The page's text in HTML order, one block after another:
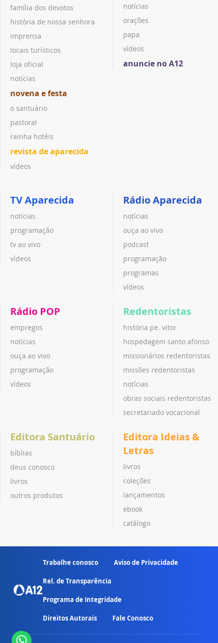
família dos devotos
história de nossa senhora
imprensa
locais turísticos
loja oficial
notícias
novena e festa
o santuário
pastoral
rainha hotéis
revista de aparecida
vídeos
notícias
orações
papa
vídeos
anuncie no A12
TV Aparecida
notícias
programação
tv ao vivo
vídeos
Rádio Aparecida
notícias
ouça ao vivo
podcast
programação
programas
vídeos
Rádio POP
empregos
notícias
ouça ao vivo
programação
vídeos
Redentoristas
história pe. vitor
hospedagem santo afonso
missionários redentoristas
missões redentoristas
notícias
obras sociais redentoristas
secretariado vocacional
Editora Santuário
bíblias
deus conosco
livros
outros produtos
Editora Ideias &
Letras
livros
coleções
lançamentos
ebook
catálogo
Trabalhe conosco Aviso de Privacidade
Rel. de Transparência
Programa de Integridade
Direitos Autorais Fale Conosco